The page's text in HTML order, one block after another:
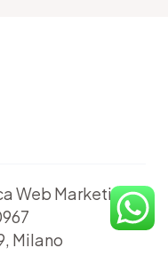
Web Marketing -
Milano